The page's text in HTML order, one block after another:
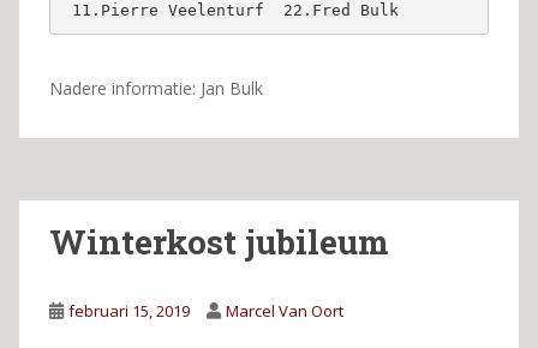
11.Pierre Veelenturf  22.Fred Bulk
Nadere informatie: Jan Bulk
Winterkost jubileum
februari 15, 2019 Marcel Van Oort